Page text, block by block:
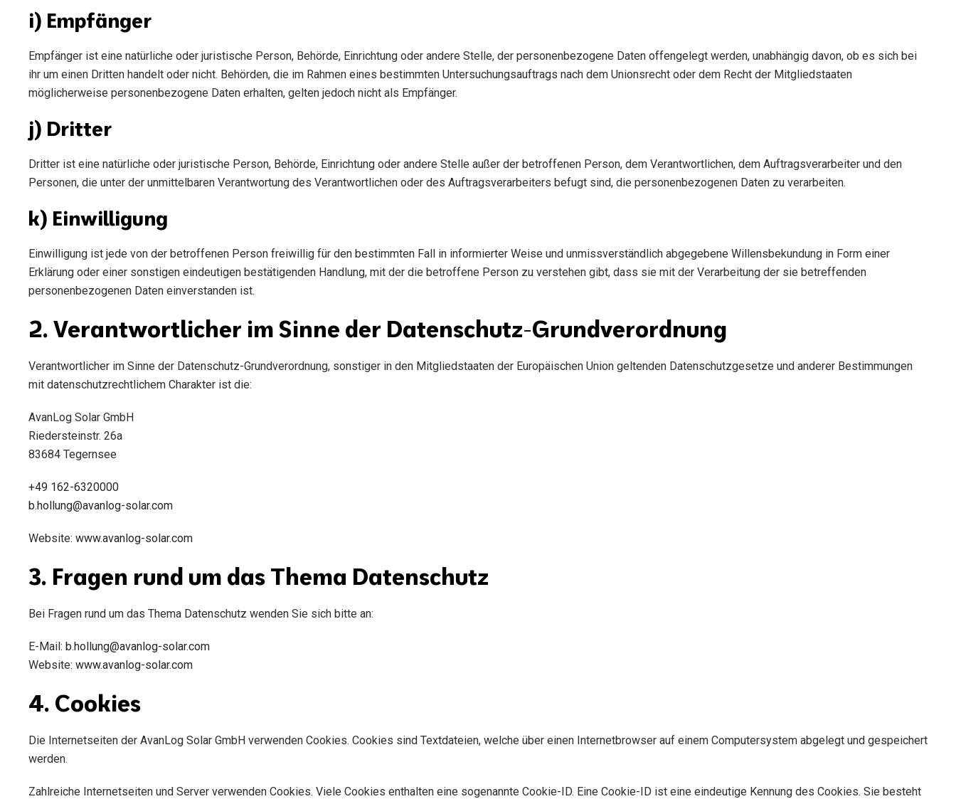
i) Empfänger
Empfänger ist eine natürliche oder juristische Person, Behörde, Einrichtung oder andere Stelle, der personenbezogene Daten offengelegt werden, unabhängig davon, ob es sich bei
ihr um einen Dritten handelt oder nicht. Behörden, die im Rahmen eines bestimmten Untersuchungsauftrags nach dem Unionsrecht oder dem Recht der Mitgliedstaaten
möglicherweise personenbezogene Daten erhalten, gelten jedoch nicht als Empfänger.
j) Dritter
Dritter ist eine natürliche oder juristische Person, Behörde, Einrichtung oder andere Stelle außer der betroffenen Person, dem Verantwortlichen, dem Auftragsverarbeiter und den
Personen, die unter der unmittelbaren Verantwortung des Verantwortlichen oder des Auftragsverarbeiters befugt sind, die personenbezogenen Daten zu verarbeiten.
k) Einwilligung
Einwilligung ist jede von der betroffenen Person freiwillig für den bestimmten Fall in informierter Weise und unmissverständlich abgegebene Willensbekundung in Form einer
Erklärung oder einer sonstigen eindeutigen bestätigenden Handlung, mit der die betroffene Person zu verstehen gibt, dass sie mit der Verarbeitung der sie betreffenden
personenbezogenen Daten einverstanden ist.
2. Verantwortlicher im Sinne der Datenschutz-Grundverordnung
Verantwortlicher im Sinne der Datenschutz-Grundverordnung, sonstiger in den Mitgliedstaaten der Europäischen Union geltenden Datenschutzgesetze und anderer Bestimmungen
mit datenschutzrechtlichem Charakter ist die:
AvanLog Solar GmbH
Riedersteinstr. 26a
83684 Tegernsee
+49 162-6320000
b.hollung@avanlog-solar.com
Website: www.avanlog-solar.com
3. Fragen rund um das Thema Datenschutz
Bei Fragen rund um das Thema Datenschutz wenden Sie sich bitte an:
E-Mail: b.hollung@avanlog-solar.com
Website: www.avanlog-solar.com
4. Cookies
Die Internetseiten der AvanLog Solar GmbH verwenden Cookies. Cookies sind Textdateien, welche über einen Internetbrowser auf einem Computersystem abgelegt und gespeichert
werden.
Zahlreiche Internetseiten und Server verwenden Cookies. Viele Cookies enthalten eine sogenannte Cookie-ID. Eine Cookie-ID ist eine eindeutige Kennung des Cookies. Sie besteht